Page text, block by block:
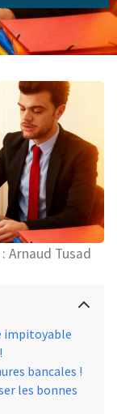
Arnaud Tusad
impitoyable
bancales !
les bonnes